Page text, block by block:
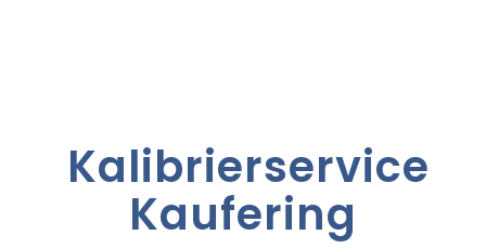
Kalibrierservice
Kaufering